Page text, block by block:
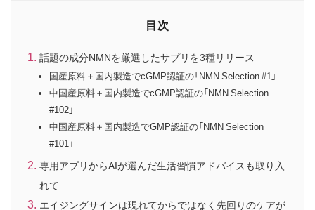
目次
話題の成分NMNを厳選したサプリを3種リリース
国産原料＋国内製造でcGMP認証の「NMN Selection #1」
中国産原料＋国内製造でcGMP認証の「NMN Selection
#102」
中国産原料＋国内製造でGMP認証の「NMN Selection
#101」
専用アプリからAIが選んだ生活習慣アドバイスも取り入
れて
エイジングサインは現れてからではなく先回りのケアが